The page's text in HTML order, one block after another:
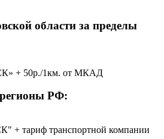
области за пределы
+ 50р./1км. от МКАД
регионы РФ:
+ тариф транспортной компании